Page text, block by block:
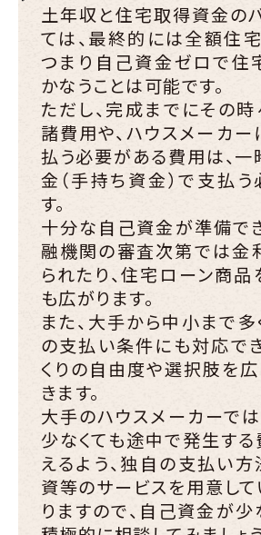
土年収と住宅取得資金の
ては、最終的には全額住
つまり自己資金ゼロで住
かなうことは可能です。
ただし、完成までにその
諸費用や、ハウスメーカ
払う必要がある費用は、
金（手持ち資金）で支払
す。
十分な自己資金が準備で
融機関の審査次第では金
られたり、住宅ローン商
も広がります。
また、大手から中小まで
の支払い条件にも対応で
くりの自由度や選択肢を
きます。
大手のハウスメーカーで
少なくても途中で発生す
えるよう、独自の支払い
資等のサービスを用意し
りますので、自己資金が